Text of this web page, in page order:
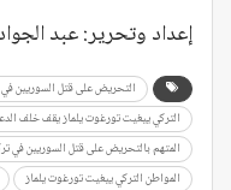
إعداد وتحرير: عبد
التحريض على قتل السوريين في
التركي ييغيت تورغوت يلماز يقف خلف
المتهم بالتحريض على قتل السوريين في
المواطن التركي ييغيت تورغوت يلماز